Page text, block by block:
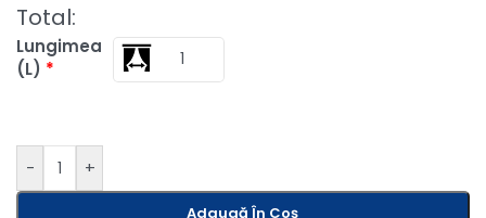
Lungimea
(L) *
- +
Adaugă În Coș
Total: